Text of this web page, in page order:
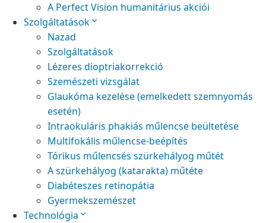
A Perfect Vision humanitárius akciói
Szolgáltatások
Nazad
Szolgáltatások
Lézeres dioptriakorrekció
Szemészeti vizsgálat
Glaukóma kezelése (emelkedett szemnyomás
esetén)
Intraokuláris phakiás műlencse beültetése
Multifokális műlencse-beépítés
Tórikus műlencsés szürkehályog műtét
A szürkehályog (katarakta) műtéte
Diabéteszes retinopátia
Gyermekszemészet
Technológia